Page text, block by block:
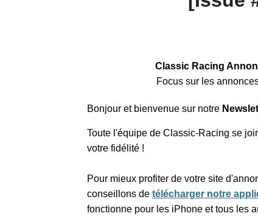
Classic Racing
Focus sur les
Bonjour et bienvenue sur notre
Toute l'équipe de Classic-Racing se
votre fidélité !
Pour mieux profiter de votre site
conseillons de télécharger notre
fonctionne pour les iPhone et tous les